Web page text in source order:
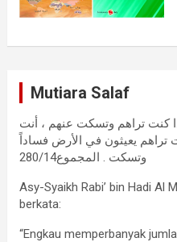
Mutiara Salaf
كنت تراهم وتسكت عنهم ، أنت
تراهم يعيثون في الأرض فساداً
وتسكت . المجموع280/14
Asy-Syaikh Rabi’ bin Hadi Al
berkata:
“Engkau memperbanyak